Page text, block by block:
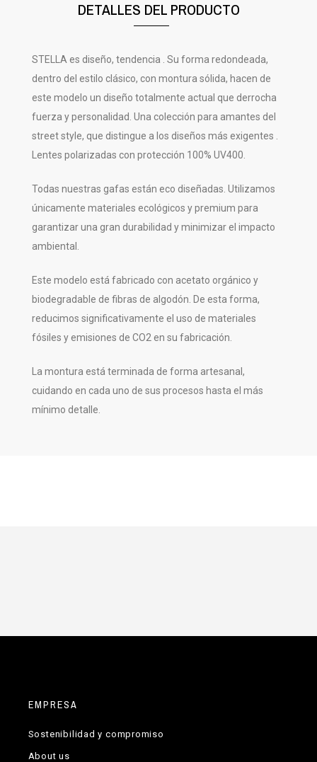
DETALLES DEL PRODUCTO
STELLA es diseño, tendencia . Su forma redondeada,
dentro del estilo clásico, con montura sólida, hacen de
este modelo un diseño totalmente actual que derrocha
fuerza y personalidad. Una colección para amantes del
street style, que distingue a los diseños más exigentes .
Lentes polarizadas con protección 100% UV400.
Todas nuestras gafas están eco diseñadas. Utilizamos
únicamente materiales ecológicos y premium para
garantizar una gran durabilidad y minimizar el impacto
ambiental.
Este modelo está fabricado con acetato orgánico y
biodegradable de fibras de algodón. De esta forma,
reducimos significativamente el uso de materiales
fósiles y emisiones de CO2 en su fabricación.
La montura está terminada de forma artesanal,
cuidando en cada uno de sus procesos hasta el más
mínimo detalle.
EMPRESA
Sostenibilidad y compromiso
About us